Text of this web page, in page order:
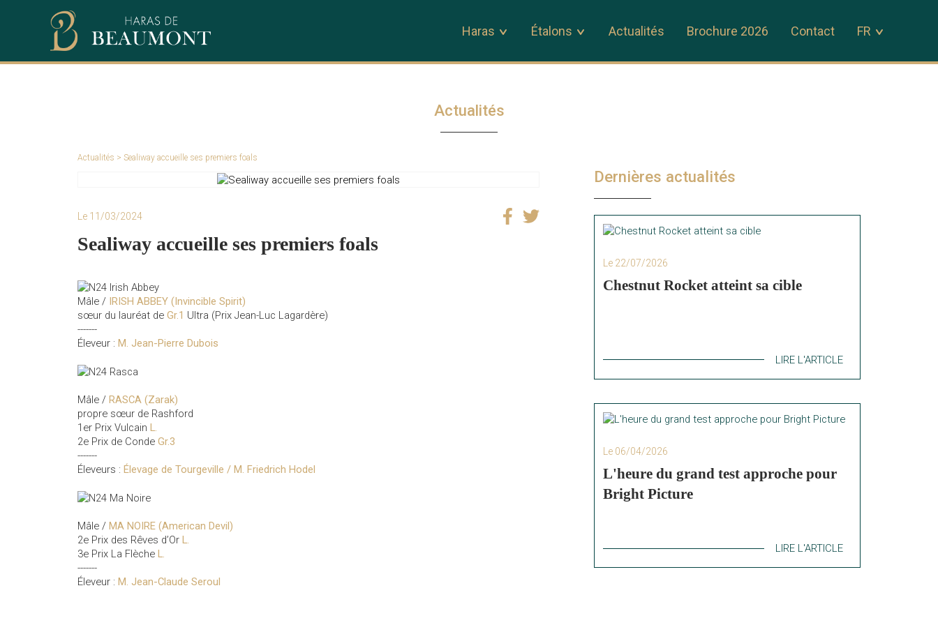
Haras Étalons Actualités Brochure 2026 Contact FR
Actualités
Actualités > Sealiway accueille ses premiers foals
Le 11/03/2024
Sealiway accueille ses premiers foals
Mâle / IRISH ABBEY (Invincible Spirit)
sœur du lauréat deGr.1 Ultra (Prix Jean-Luc Lagardère)
-------
Éleveur :M. Jean-Pierre Dubois
Mâle /RASCA (Zarak)
propre sœur de Rashford
1er Prix VulcainL.
2e Prix de CondeGr.3
-------
Éleveurs :Élevage de Tourgeville / M. Friedrich Hodel
Mâle / MA NOIRE (American Devil)
2e Prix des Rêves d’Or L.
3e Prix La Flèche L.
-------
Éleveur : M. Jean-Claude Seroul
Dernières actualités
Le 22/07/2026
Chestnut Rocket atteint sa cible
LIRE L'ARTICLE
Le 06/04/2026
L'heure du grand test approche pour
Bright Picture
LIRE L'ARTICLE